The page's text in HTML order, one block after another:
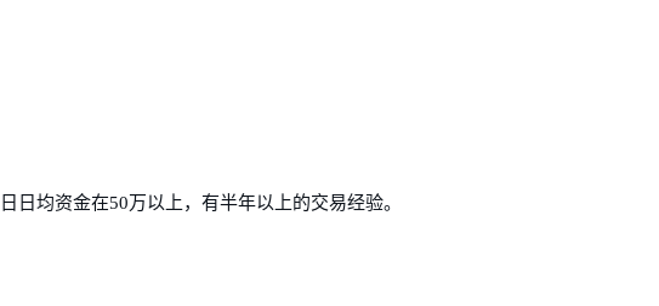
日均资金在50万以上，有半年以上的交易经验。